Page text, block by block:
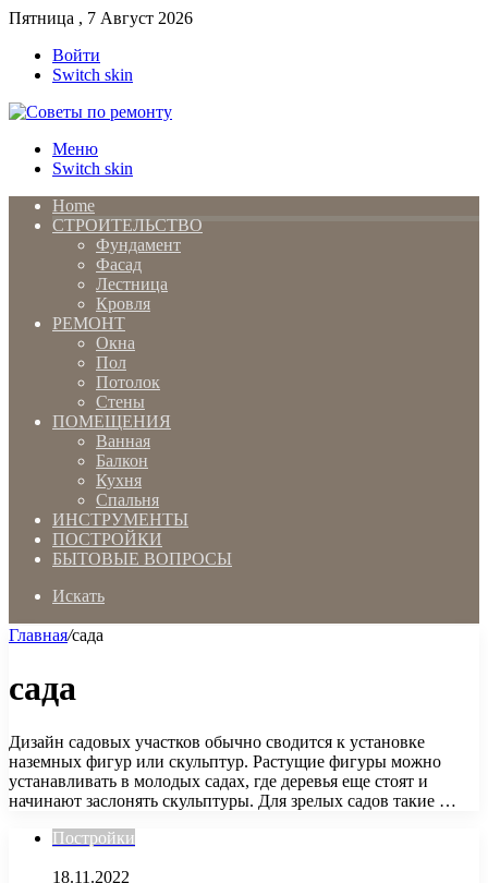
Пятница , 7 Август 2026
Войти
Switch skin
Меню
Switch skin
Home
СТРОИТЕЛЬСТВО
Фундамент
Фасад
Лестница
Кровля
РЕМОНТ
Окна
Пол
Потолок
Стены
ПОМЕЩЕНИЯ
Ванная
Балкон
Кухня
Спальня
ИНСТРУМЕНТЫ
ПОСТРОЙКИ
БЫТОВЫЕ ВОПРОСЫ
Искать
Главная/сада
сада
Дизайн садовых участков обычно сводится к установке
наземных фигур или скульптур. Растущие фигуры можно
устанавливать в молодых садах, где деревья еще стоят и
начинают заслонять скульптуры. Для зрелых садов такие …
Постройки
18.11.2022